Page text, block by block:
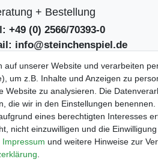
+ Bestellung
+49 (0) 2566/70393-0
info@steinchenspiel.de
Fr 9 - 12:30 und 14 - 18 Uhr
unserer Website und verarbeiten
um z.B. Inhalte und Anzeigen zu
zu analysieren. Die
die wir in den Einstellungen benennen.
eines berechtigten Interesses
nicht einzuwilligen und die
Impressum und weitere Hinweise zur